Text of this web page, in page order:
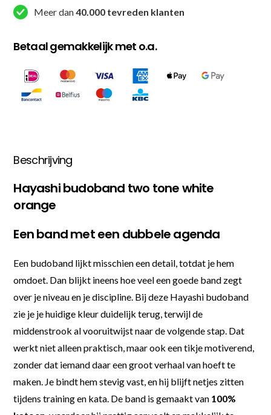
Meer dan40.000 tevreden klanten
Betaal gemakkelijk met o.a.
Beschrijving
Hayashi budoband two tone white
orange
Een band met een dubbele agenda
Een budoband lijkt misschien een detail, totdat je hem
omdoet. Dan blijkt ineens hoe veel een goede band zegt
over je niveau en je discipline. Bij deze Hayashi budoband
zie je je huidige kleur duidelijk terug, terwijl de
middenstrook al vooruitwijst naar de volgende stap. Dat
werkt niet alleen praktisch, maar ook een tikje motiverend,
zonder dat iemand daar een groot verhaal van hoeft te
maken. Je bindt hem stevig vast, en hij blijft netjes zitten
tijdens training en kata. De band is gemaakt van 100%